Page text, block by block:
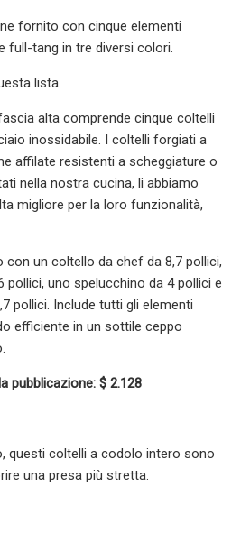
fornito con cinque elementi
full-tang in tre diversi colori.
lista.
alta comprende cinque coltelli
inossidabile. I coltelli forgiati a
affilate resistenti a scheggiature o
nella nostra cucina, li abbiamo
migliore per la loro funzionalità,
un coltello da chef da 8,7 pollici,
pollici, uno spelucchino da 4 pollici e
pollici. Include tutti gli elementi
efficiente in un sottile ceppo
pubblicazione: $ 2.128
questi coltelli a codolo intero sono
una presa più stretta.